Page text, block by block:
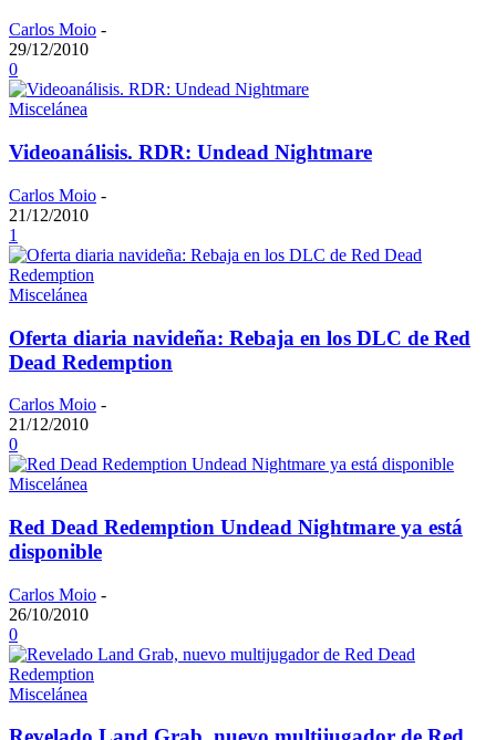
Carlos Moio -
29/12/2010
0
Miscelánea
Videoanálisis. RDR: Undead Nightmare
Carlos Moio -
21/12/2010
1
Miscelánea
Oferta diaria navideña: Rebaja en los DLC de Red
Dead Redemption
Carlos Moio -
21/12/2010
0
Miscelánea
Red Dead Redemption Undead Nightmare ya está
disponible
Carlos Moio -
26/10/2010
0
Miscelánea